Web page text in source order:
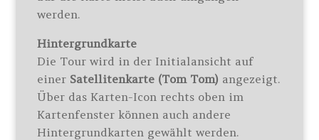
werden.
Hintergrundkarte
Die Tour wird in der Initialansicht auf
einer Satellitenkarte (Tom Tom) angezeigt.
Über das Karten-Icon rechts oben im
Kartenfenster können auch andere
Hintergrundkarten gewählt werden.